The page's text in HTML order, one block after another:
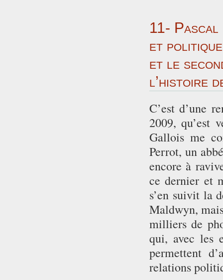
11-
et
et le
l’histoire
C’est d’une
2009, qu’est
Gallois me
Perrot, un
encore à
ce dernier et
s’en suivit la
Maldwyn,
milliers de
qui, avec les
permettent
relations